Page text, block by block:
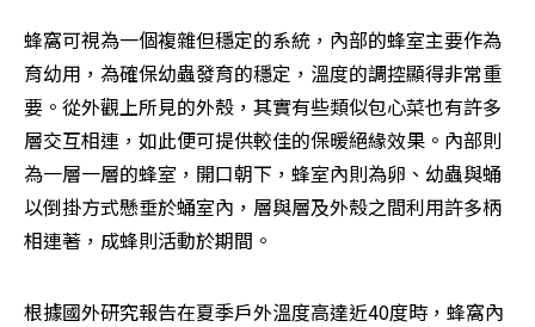
蜂窩可視為一個複雜但穩定的系統，內部的蜂室主要作為
育幼用，為確保幼蟲發育的穩定，溫度的調控顯得非常重
要。從外觀上所見的外殼，其實有些類似包心菜也有許多
層交互相連，如此便可提供較佳的保暖絕緣效果。內部則
為一層一層的蜂室，開口朝下，蜂室內則為卵、幼蟲與蛹
以倒掛方式懸垂於蛹室內，層與層及外殼之間利用許多柄
相連著，成蜂則活動於期間。
根據國外研究報告在夏季戶外溫度高達近40度時，蜂窩內